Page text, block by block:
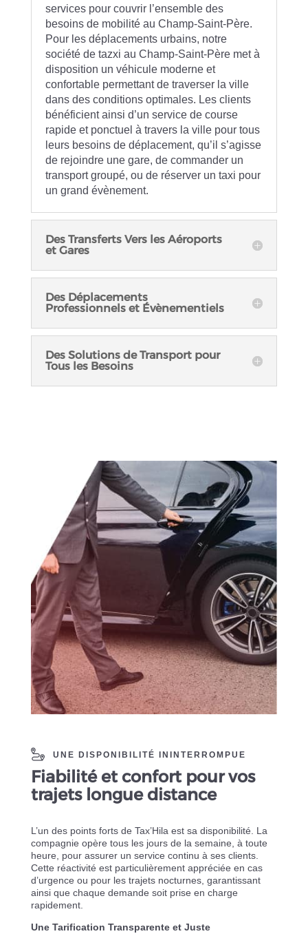
services pour couvrir l’ensemble des
besoins de mobilité au Champ-Saint-Père.
Pour les déplacements urbains, notre
société de tazxi au Champ-Saint-Père met à
disposition un véhicule moderne et
confortable permettant de traverser la ville
dans des conditions optimales. Les clients
bénéficient ainsi d’un service de course
rapide et ponctuel à travers la ville pour tous
leurs besoins de déplacement, qu’il s’agisse
de rejoindre une gare, de commander un
transport groupé, ou de réserver un taxi pour
un grand évènement.
Des Transferts Vers les Aéroports
et Gares
Des Déplacements
Professionnels et Évènementiels
Des Solutions de Transport pour
Tous les Besoins
UNE DISPONIBILITÉ ININTERROMPUE
Fiabilité et confort pour vos
trajets longue distance
L’un des points forts de Tax’Hila est sa disponibilité. La
compagnie opère tous les jours de la semaine, à toute
heure, pour assurer un service continu à ses clients.
Cette réactivité est particulièrement appréciée en cas
d’urgence ou pour les trajets nocturnes, garantissant
ainsi que chaque demande soit prise en charge
rapidement.
Une Tarification Transparente et Juste